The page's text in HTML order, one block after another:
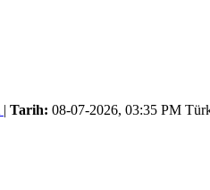
| Tarih: 08-07-2026, 03:35 PM